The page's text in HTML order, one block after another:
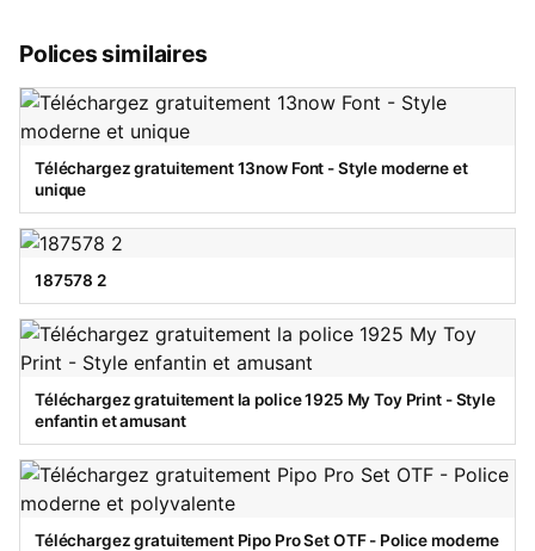
Polices similaires
Téléchargez gratuitement 13now Font - Style moderne et
unique
187578 2
Téléchargez gratuitement la police 1925 My Toy Print - Style
enfantin et amusant
Téléchargez gratuitement Pipo Pro Set OTF - Police moderne